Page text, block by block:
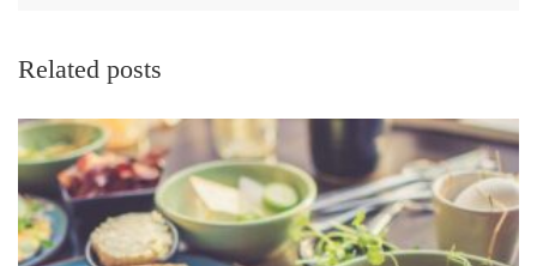
Related posts